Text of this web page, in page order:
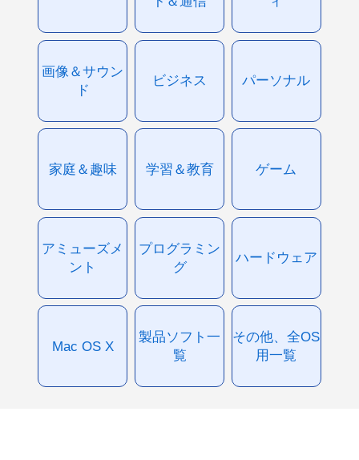
画像＆サウン
ド
ビジネス パーソナル
家庭＆趣味 学習＆教育 ゲーム
アミューズメ
ント
プログラミン
グ
ハードウェア
Mac OS X
製品ソフト一
覧
その他、全OS
用一覧